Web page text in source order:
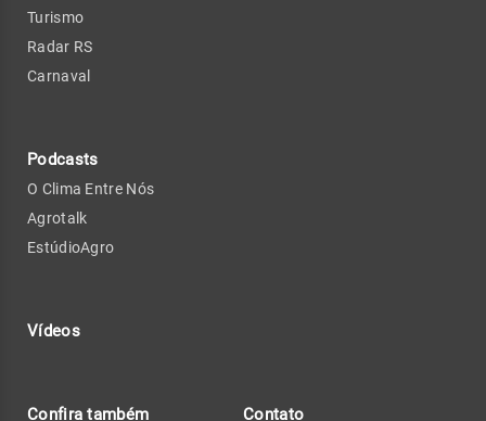
Turismo
Radar RS
Carnaval
Podcasts
O Clima Entre Nós
Agrotalk
EstúdioAgro
Vídeos
Confira também Contato